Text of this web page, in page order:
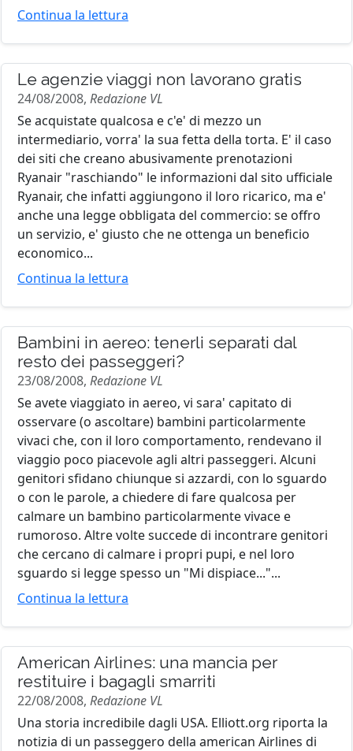
Continua la lettura
Le agenzie viaggi non lavorano gratis
24/08/2008, Redazione VL
Se acquistate qualcosa e c'e' di mezzo un
intermediario, vorra' la sua fetta della torta. E' il caso
dei siti che creano abusivamente prenotazioni
Ryanair "raschiando" le informazioni dal sito ufficiale
Ryanair, che infatti aggiungono il loro ricarico, ma e'
anche una legge obbligata del commercio: se offro
un servizio, e' giusto che ne ottenga un beneficio
economico...
Continua la lettura
Bambini in aereo: tenerli separati dal
resto dei passeggeri?
23/08/2008, Redazione VL
Se avete viaggiato in aereo, vi sara' capitato di
osservare (o ascoltare) bambini particolarmente
vivaci che, con il loro comportamento, rendevano il
viaggio poco piacevole agli altri passeggeri. Alcuni
genitori sfidano chiunque si azzardi, con lo sguardo
o con le parole, a chiedere di fare qualcosa per
calmare un bambino particolarmente vivace e
rumoroso. Altre volte succede di incontrare genitori
che cercano di calmare i propri pupi, e nel loro
sguardo si legge spesso un "Mi dispiace..."...
Continua la lettura
American Airlines: una mancia per
restituire i bagagli smarriti
22/08/2008, Redazione VL
Una storia incredibile dagli USA. Elliott.org riporta la
notizia di un passeggero della american Airlines di